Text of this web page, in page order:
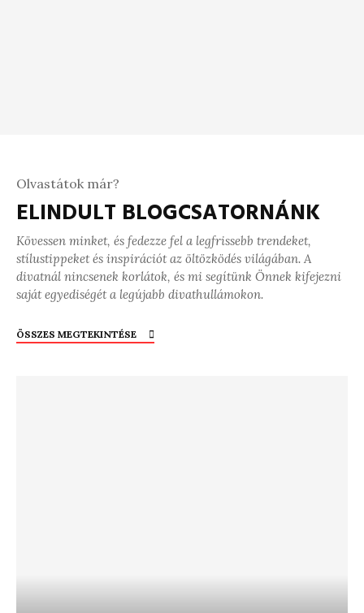
Olvastátok már?
ELINDULT BLOGCSATORNÁNK
Kövessen minket, és fedezze fel a legfrissebb trendeket,
stílustippeket és inspirációt az öltözködés világában. A
divatnál nincsenek korlátok, és mi segítünk Önnek kifejezni
saját egyediségét a legújabb divathullámokon.
ÖSSZES MEGTEKINTÉSE